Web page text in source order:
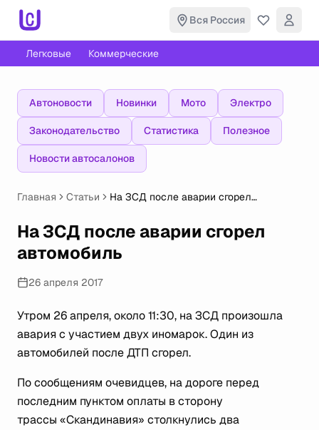
Вся Россия
Легковые Коммерческие
Автоновости Новинки Мото Электро
Законодательство Статистика Полезное
Новости автосалонов
Главная Статьи
На ЗСД после аварии сгорел
На ЗСД после аварии сгорел
автомобиль
26 апреля 2017
Утром 26 апреля, около 11:30, на ЗСД произошла
авария с участием двух иномарок. Один из
автомобилей после ДТП сгорел.
По сообщениям очевидцев, на дороге перед
последним пунктом оплаты в сторону
трассы «Скандинавия» столкнулись два